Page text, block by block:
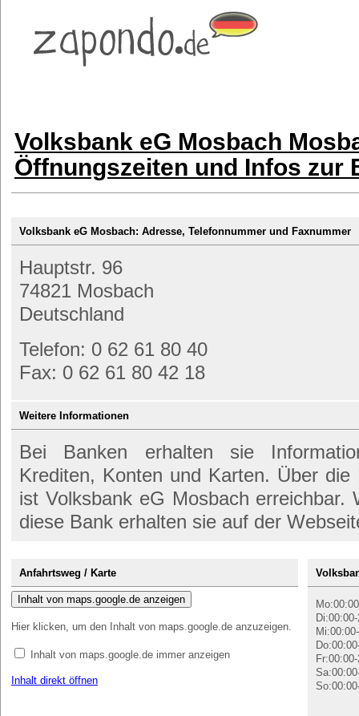
Volksbank eG Mosbach
Öffnungszeiten und Infos zur
Volksbank eG Mosbach: Adresse, Telefonnummer und Faxnummer
Hauptstr. 96
74821 Mosbach
Deutschland
Telefon: 0 62 61 80 40
Fax: 0 62 61 80 42 18
Weitere Informationen
Bei Banken erhalten sie
Krediten, Konten und Karten. Über
ist Volksbank eG Mosbach erreichbar.
diese Bank erhalten sie auf der
Anfahrtsweg / Karte
Inhalt von maps.google.de anzeigen
Hier klicken, um den Inhalt von maps.google.de anzuzeigen.
Inhalt von maps.google.de immer anzeigen
Inhalt direkt öffnen